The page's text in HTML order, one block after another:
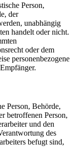
Person,
der
unabhängig
handelt oder nicht.
oder dem
personenbezogene
Person, Behörde,
betroffenen Person,
und den
des
befugt sind,